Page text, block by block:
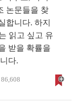
논문들을 찾
합니다. 하지
읽고 싶고 유
받을 확률을
다.